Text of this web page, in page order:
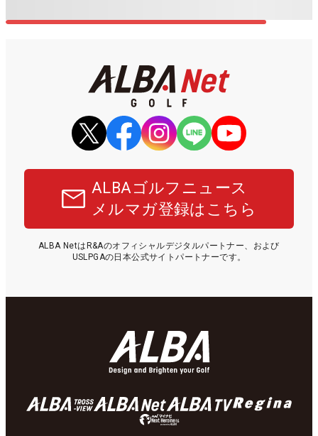
ALBAゴルフニュース
メルマガ登録はこちら
ALBA NetはR&Aのオフィシャルデジタルパートナー、および
USLPGAの日本公式サイトパートナーです。